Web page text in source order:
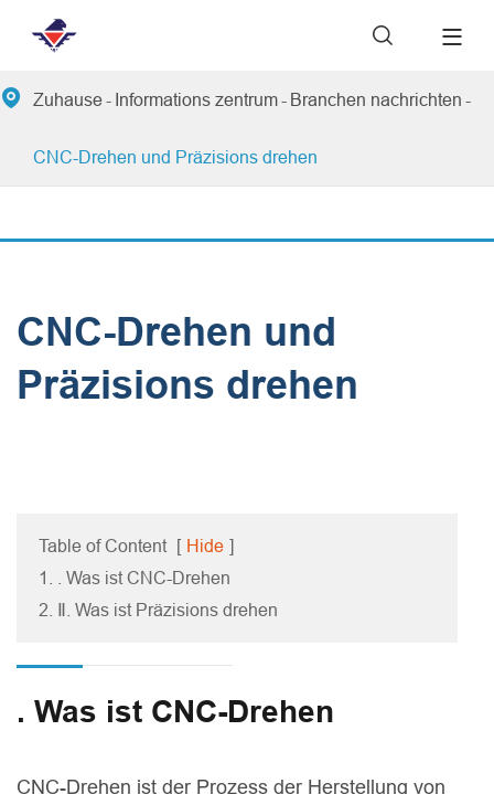

 Zuhause Informations zentrum Branchen nachrichten
CNC-Drehen und Präzisions drehen
CNC-Drehen und
Präzisions drehen
Table of Content [ Hide ]
1. . Was ist CNC-Drehen
2. Ⅱ. Was ist Präzisions drehen
. Was ist CNC-Drehen
CNC-Drehen ist der Prozess der Herstellung von